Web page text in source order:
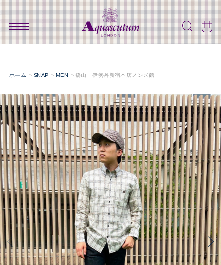
ホーム SNAP MEN 橋山 伊勢丹新宿本店メンズ館